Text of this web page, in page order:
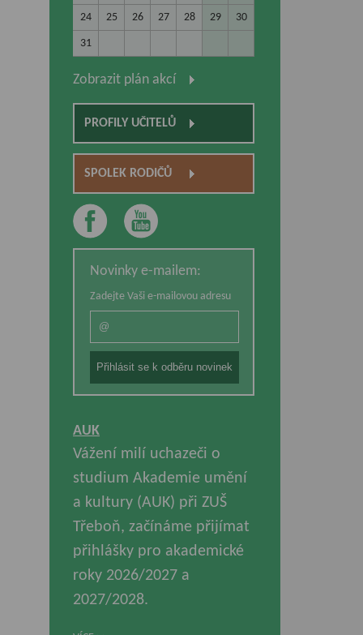
24 25 26 27 28 29 30
31
Zobrazit plán akcí
PROFILY UČITELŮ
SPOLEK RODIČŮ
Novinky e-mailem:
Zadejte Vaši e-mailovou adresu
AUK
Vážení milí uchazeči o
studium Akademie umění
a kultury (AUK) při ZUŠ
Třeboň, začínáme přijímat
přihlášky pro akademické
roky 2026/2027 a
2027/2028.